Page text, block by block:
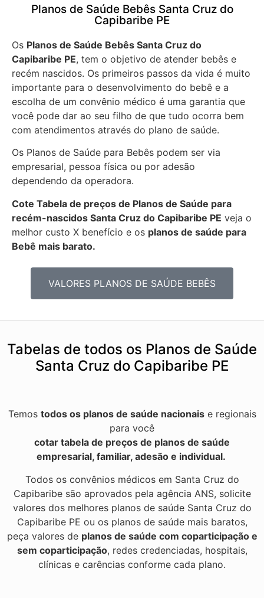
Planos de Saúde Bebês Santa Cruz do
Capibaribe PE
Os Planos de Saúde Bebês Santa Cruz do
Capibaribe PE, tem o objetivo de atender bebês e
recém nascidos. Os primeiros passos da vida é muito
importante para o desenvolvimento do bebê e a
escolha de um convênio médico é uma garantia que
você pode dar ao seu filho de que tudo ocorra bem
com atendimentos através do plano de saúde.
Os Planos de Saúde para Bebês podem ser via
empresarial, pessoa física ou por adesão
dependendo da operadora.
Cote Tabela de preços de Planos de Saúde para
recém-nascidos Santa Cruz do Capibaribe PE veja o
melhor custo X benefício e os planos de saúde para
Bebê mais barato.
VALORES PLANOS DE SAÚDE BEBÊS
Tabelas de todos os Planos de Saúde
Santa Cruz do Capibaribe PE
Temos todos os planos de saúde nacionaise regionais
para você
cotar tabela de preços de planos de saúde
empresarial, familiar, adesão e individual.
Todos os convênios médicos em Santa Cruz do
Capibaribe são aprovados pela agência ANS, solicite
valores dos melhores planos de saúde Santa Cruz do
Capibaribe PE ou os planos de saúde mais baratos,
peça valores de planos de saúde com coparticipação e
sem coparticipação, redes credenciadas, hospitais,
clínicas e carências conforme cada plano.